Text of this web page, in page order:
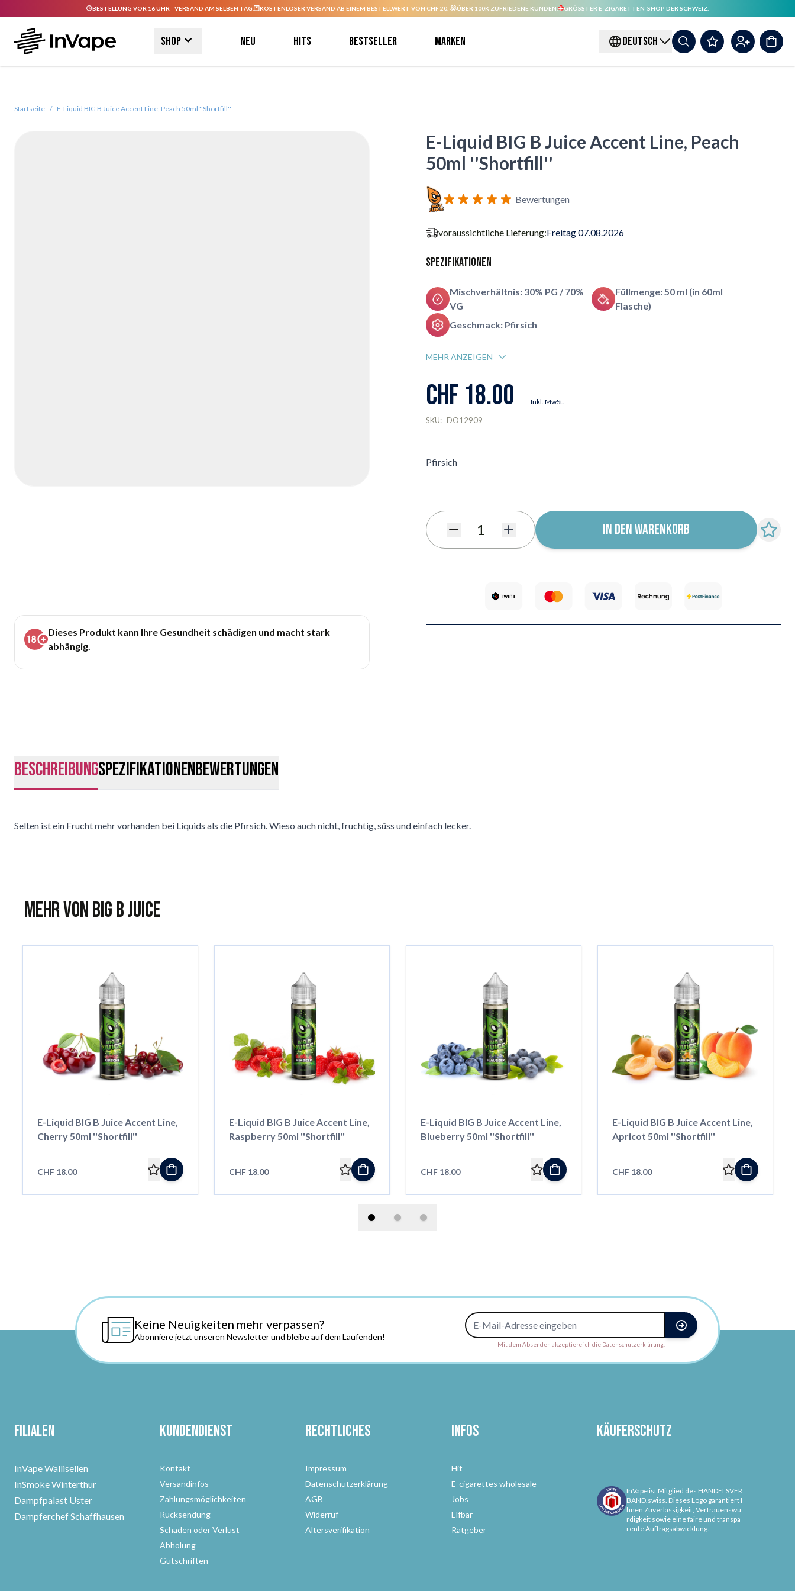
BESTELLUNG VOR 16 UHR - VERSAND AM SELBEN TAG. KOSTENLOSER VERSAND AB EINEM BESTELLWERT VON CHF 20.- ÜBER 100K ZUFRIEDENE KUNDEN. GRÖSSTER E-ZIGARETTEN-SHOP DER SCHWEIZ.
Shop Neu Hits Bestseller Marken DEUTSCH
Startseite / E-Liquid BIG B Juice Accent Line, Peach 50ml ''Shortfill''
Dieses Produkt kann Ihre Gesundheit schädigen und macht stark
abhängig.
E-Liquid BIG B Juice Accent Line, Peach
50ml ''Shortfill''
Bewertungen
voraussichtliche Lieferung:Freitag 07.08.2026
Spezifikationen
Mischverhältnis: 30% PG / 70%
VG
Füllmenge: 50 ml (in 60ml
Flasche)
Geschmack: Pfirsich
MEHR ANZEIGEN
CHF 18.00 Inkl. MwSt.
SKU: DO12909
Pfirsich
IN DEN WARENKORB
BeschreibungSpezifikationenBewertungen
Selten ist ein Frucht mehr vorhanden bei Liquids als die Pfirsich. Wieso auch nicht, fruchtig, süss und einfach lecker.
Mehr von Big B Juice
E-Liquid BIG B Juice Accent Line,
Cherry 50ml ''Shortfill''
CHF 18.00
E-Liquid BIG B Juice Accent Line,
Raspberry 50ml ''Shortfill''
CHF 18.00
E-Liquid BIG B Juice Accent Line,
Blueberry 50ml ''Shortfill''
CHF 18.00
E-Liquid BIG B Juice Accent Line,
Apricot 50ml ''Shortfill''
CHF 18.00
Keine Neuigkeiten mehr verpassen?
Abonniere jetzt unseren Newsletter und bleibe auf dem Laufenden!
E-Mail-Adresse
Mit dem Absenden akzeptiere ich die Datenschutzerklärung.
Filialen
InVape Wallisellen
InSmoke Winterthur
Dampfpalast Uster
Dampferchef Schaffhausen
Kundendienst
Kontakt
Versandinfos
Zahlungsmöglichkeiten
Rücksendung
Schaden oder Verlust
Abholung
Gutschriften
Rechtliches
Impressum
Datenschutzerklärung
AGB
Widerruf
Altersverifikation
Infos
Hit
E-cigarettes wholesale
Jobs
Elfbar
Ratgeber
Käuferschutz
InVape ist Mitglied des HANDELSVER
BAND.swiss. Dieses Logo garantiert I
hnen Zuverlässigkeit, Vertrauenswü
rdigkeit sowie eine faire und transpa
rente Auftragsabwicklung.